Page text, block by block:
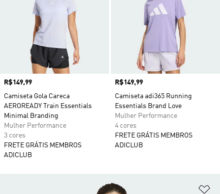
Preço
R$149,99
Camiseta Gola Careca
AEROREADY Train Essentials
Minimal Branding
Mulher Performance
3 cores
FRETE GRÁTIS MEMBROS
ADICLUB
Preço
R$149,99
Camiseta adi365 Running
Essentials Brand Love
Mulher Performance
4 cores
FRETE GRÁTIS MEMBROS
ADICLUB